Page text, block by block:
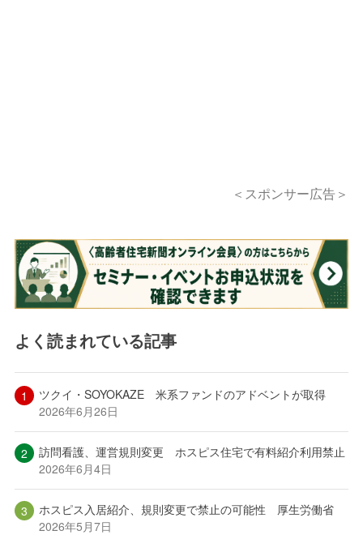
＜スポンサー広告＞
よく読まれている記事
ツクイ・SOYOKAZE 米系ファンドのアドベントが取得
2026年6月26日
訪問看護、運営規則変更 ホスピス住宅で有料紹介利用禁止
2026年6月4日
ホスピス入居紹介、規則変更で禁止の可能性 厚生労働省
2026年5月7日